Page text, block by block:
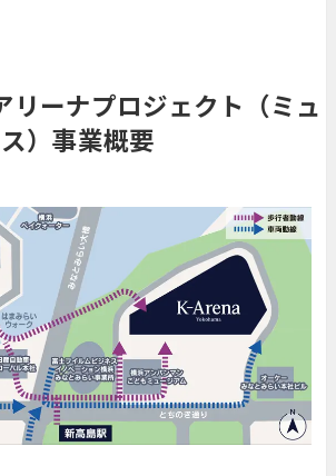
リーナプロジェクト（ミュ
）事業概要